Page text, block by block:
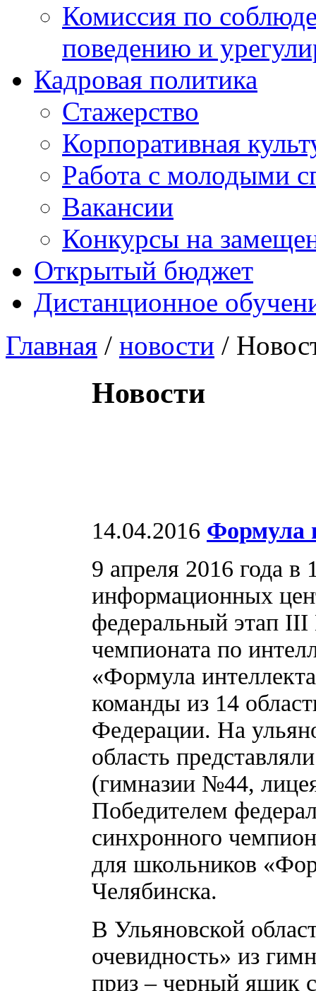
Комиссия по
поведению и
Кадровая политика
Стажерство
Корпоративная
Работа с молодыми
Вакансии
Конкурсы на
Открытый бюджет
Дистанционное
Главная / новости /
Новости
14.04.2016 Формула
9 апреля 2016 года в
информационных
федеральный этап III
чемпионата по
«Формула
команды из 14
Федерации. На
область
(гимназии №44,
Победителем
синхронного
для школьников
Челябинска.
В Ульяновской
очевидность» из
приз – черный ящик